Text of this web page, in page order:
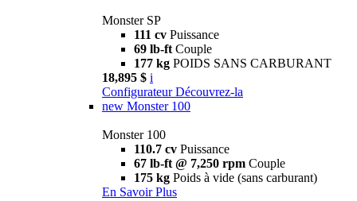
Monster SP
111 cv Puissance
69 lb-ft Couple
177 kg POIDS SANS CARBURANT
18,895 $ i
Configurateur Découvrez-la
new Monster 100
Monster 100
110.7 cv Puissance
67 lb-ft @ 7,250 rpm Couple
175 kg Poids à vide (sans carburant)
En Savoir Plus